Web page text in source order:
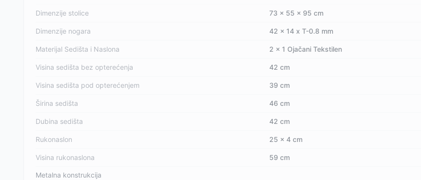
Dimenzije stolice 73 x 55 x 95 cm
Dimenzije nogara 42 x 14 x T-0.8 mm
Materijal Sedišta i Naslona 2 x 1 Ojačani Tekstilen
Visina sedišta bez opterećenja 42 cm
Visina sedišta pod opterećenjem 39 cm
Širina sedišta 46 cm
Dubina sedišta 42 cm
Rukonaslon 25 x 4 cm
Visina rukonaslona 59 cm
Metalna konstrukcija